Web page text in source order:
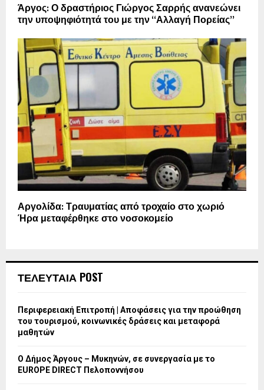
Άργος: Ο δραστήριος Γιώργος Σαρρής ανανεώνει
την υποψηφιότητά του με την “Αλλαγή Πορείας”
Αργολίδα: Τραυματίας από τροχαίο στο χωριό
Ήρα μεταφέρθηκε στο νοσοκομείο
ΤΕΛΕΥΤΑΙΑ POST
Περιφερειακή Επιτροπή | Αποφάσεις για την προώθηση
του τουρισμού, κοινωνικές δράσεις και μεταφορά
μαθητών
Ο Δήμος Άργους – Μυκηνών, σε συνεργασία με το
EUROPE DIRECT Πελοποννήσου